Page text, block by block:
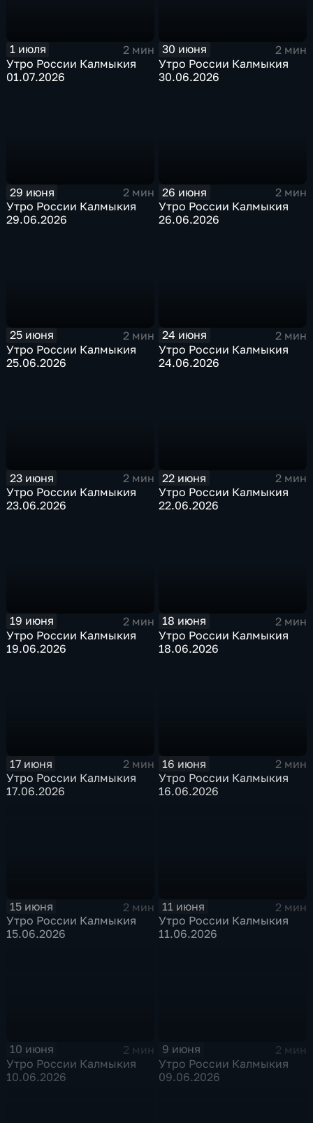
1 июля
2 мин
Утро России Калмыкия
01.07.2026
30 июня
2 мин
Утро России Калмыкия
30.06.2026
29 июня
2 мин
Утро России Калмыкия
29.06.2026
26 июня
2 мин
Утро России Калмыкия
26.06.2026
25 июня
2 мин
Утро России Калмыкия
25.06.2026
24 июня
2 мин
Утро России Калмыкия
24.06.2026
23 июня
2 мин
Утро России Калмыкия
23.06.2026
22 июня
2 мин
Утро России Калмыкия
22.06.2026
19 июня
2 мин
Утро России Калмыкия
19.06.2026
18 июня
2 мин
Утро России Калмыкия
18.06.2026
17 июня
2 мин
Утро России Калмыкия
17.06.2026
16 июня
2 мин
Утро России Калмыкия
16.06.2026
15 июня
2 мин
Утро России Калмыкия
15.06.2026
11 июня
2 мин
Утро России Калмыкия
11.06.2026
10 июня
2 мин
Утро России Калмыкия
10.06.2026
9 июня
2 мин
Утро России Калмыкия
09.06.2026